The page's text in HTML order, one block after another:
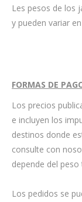
Les pesos de los
y pueden variar
FORMAS DE
Los precios
e incluyen los
destinos donde
consulte con
depende del
Los pedidos se